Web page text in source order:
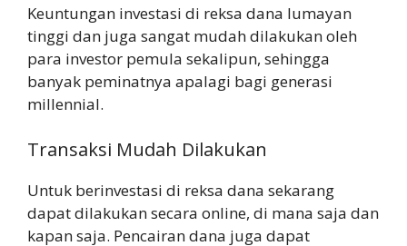
Keuntungan investasi di reksa dana lumayan
tinggi dan juga sangat mudah dilakukan oleh
para investor pemula sekalipun, sehingga
banyak peminatnya apalagi bagi generasi
millennial.
Transaksi Mudah Dilakukan
Untuk berinvestasi di reksa dana sekarang
dapat dilakukan secara online, di mana saja dan
kapan saja. Pencairan dana juga dapat